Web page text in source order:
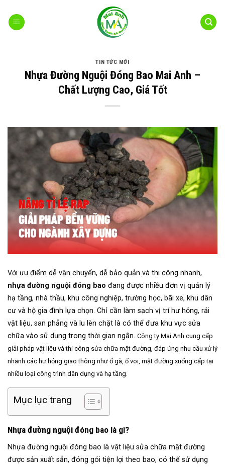
qua
TIN TỨC MỚI
Nhựa Đường Nguội Đóng Bao Mai Anh –
Chất Lượng Cao, Giá Tốt
Với ưu điểm dễ vận chuyển, dễ bảo quản và thi công nhanh,
nhựa đường nguội đóng bao đang được nhiều đơn vị quản lý
hạ tầng, nhà thầu, khu công nghiệp, trường học, bãi xe, khu dân
cư và hộ gia đình lựa chọn. Chỉ cần làm sạch vị trí hư hỏng, rải
vật liệu, san phẳng và lu lèn chặt là có thể đưa khu vực sửa
chữa vào sử dụng trong thời gian ngắn. Công ty Mai Anh cung cấp
giải pháp vật liệu và thi công sửa chữa mặt đường, đáp ứng nhu cầu xử lý
nhanh các hư hỏng giao thông như ổ gà, ổ voi, mặt đường xuống cấp tại
nhiều loại công trình dân dụng và hạ tầng.
Mục lục trang
Nhựa đường nguội đóng bao là gì?
Nhựa đường nguội đóng bao là vật liệu sửa chữa mặt đường
được sản xuất sẵn, đóng gói tiện lợi theo bao, có thể sử dụng